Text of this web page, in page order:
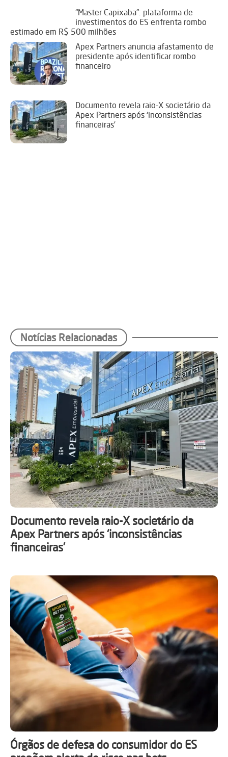
“Master Capixaba”: plataforma de
investimentos do ES enfrenta rombo
estimado em R$ 500 milhões
Apex Partners anuncia afastamento de
presidente após identificar rombo
financeiro
Documento revela raio-X societário da
Apex Partners após ‘inconsistências
financeiras’
Notícias Relacionadas
Documento revela raio-X societário da
Apex Partners após ‘inconsistências
financeiras’
Órgãos de defesa do consumidor do ES